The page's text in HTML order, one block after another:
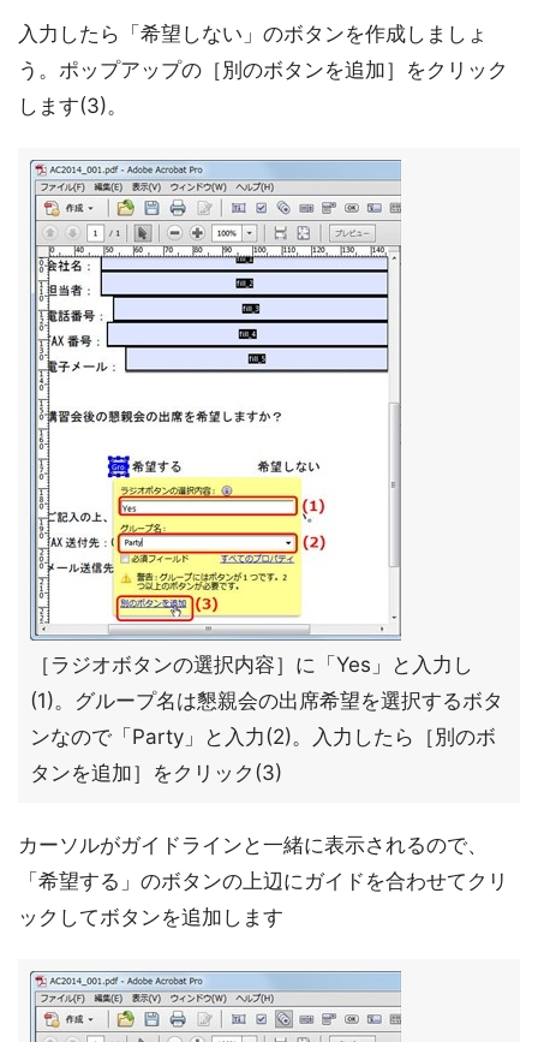
入力したら「希望しない」のボタンを作成しましょ
う。ポップアップの［別のボタンを追加］をクリック
します(3)。
［ラジオボタンの選択内容］に「Yes」と入力し
(1)。グループ名は懇親会の出席希望を選択するボタ
ンなので「Party」と入力(2)。入力したら［別のボ
タンを追加］をクリック(3)
カーソルがガイドラインと一緒に表示されるので、
「希望する」のボタンの上辺にガイドを合わせてクリ
ックしてボタンを追加します